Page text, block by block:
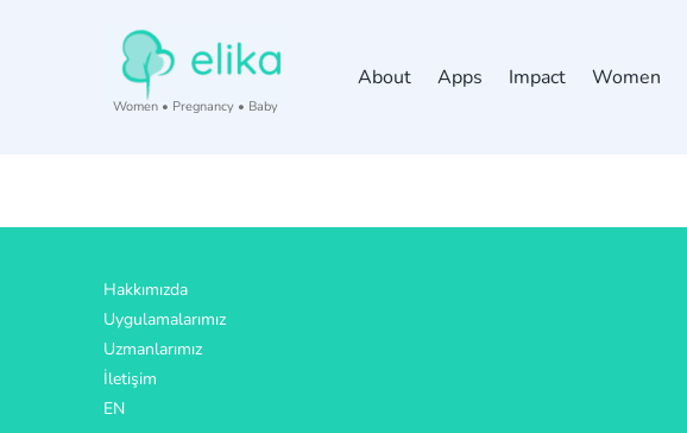
Women • Pregnancy • Baby
About Apps Impact Women
Hakkımızda
Uygulamalarımız
Uzmanlarımız
İletişim
EN